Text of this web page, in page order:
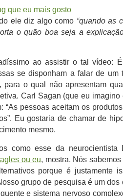
que eu mais gosto
ele diz algo como “quando as
o quão boa seja a
ao assistir o tal vídeo:
se disponham a falar de um
para o qual não apresentam
Carl Sagan (que eu
“As pessoas aceitam os
Eu gostaria de chamar de
mesmo.
como esse da neurocientista
ou eu, mostra. Nós
porque é justamente
grupo de pesquisa é um dos
e sistema nervoso